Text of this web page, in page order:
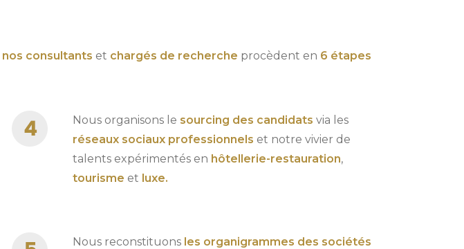
nos consultants et chargés de recherche procèdent en 6 étapes
Nous organisons le sourcing des candidats via les
réseaux sociaux professionnels et notre vivier de
talents expérimentés en hôtellerie-restauration,
tourisme et luxe.
Nous reconstituons les organigrammes des sociétés